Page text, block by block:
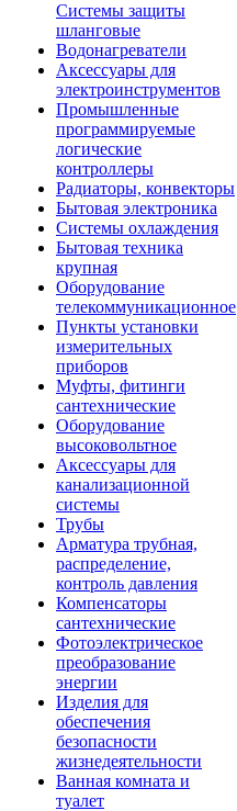
Системы защиты
шланговые
Водонагреватели
Аксессуары для
электроинструментов
Промышленные
программируемые
логические
контроллеры
Радиаторы, конвекторы
Бытовая электроника
Системы охлаждения
Бытовая техника
крупная
Оборудование
телекоммуникационное
Пункты установки
измерительных
приборов
Муфты, фитинги
сантехнические
Оборудование
высоковольтное
Аксессуары для
канализационной
системы
Трубы
Арматура трубная,
распределение,
контроль давления
Компенсаторы
сантехнические
Фотоэлектрическое
преобразование
энергии
Изделия для
обеспечения
безопасности
жизнедеятельности
Ванная комната и
туалет